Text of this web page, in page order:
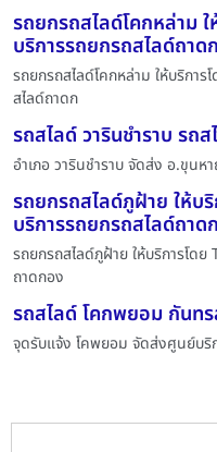
รถยกรถสไลด์โคกหล่าม
บริการรถยกรถสไลด์ถาด
รถยกรถสไลด์โคกหล่าม ให้บริกา
สไลด์ถาดก
รถสไลด์ วารินชำราบ รถ
อำเภอ วารินชำราบ จัดส่ง อ.ขุน
รถยกรถสไลด์ภูฝ้าย ให้บ
บริการรถยกรถสไลด์ถาด
รถยกรถสไลด์ภูฝ้าย ให้บริการโด
ถาดกอง
รถสไลด์ โคกพยอม กันท
จุดรับแจ้ง โคพยอม จัดส่งศูนย์บ